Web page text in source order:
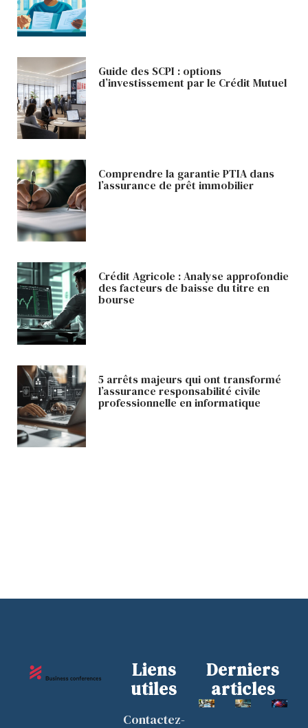
Guide des SCPI : options
d’investissement par le Crédit Mutuel
Comprendre la garantie PTIA dans
l’assurance de prêt immobilier
Crédit Agricole : Analyse approfondie
des facteurs de baisse du titre en
bourse
5 arrêts majeurs qui ont transformé
l’assurance responsabilité civile
professionnelle en informatique
Liens
utiles
Contactez-
Derniers
articles